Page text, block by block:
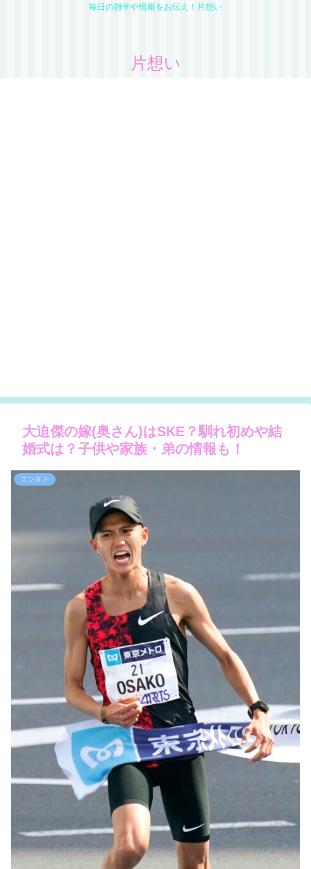
毎日の雑学や情報をお伝え！片想い
片想い
大迫傑の嫁(奥さん)はSKE？馴れ初めや結
婚式は？子供や家族・弟の情報も！
エンタメ